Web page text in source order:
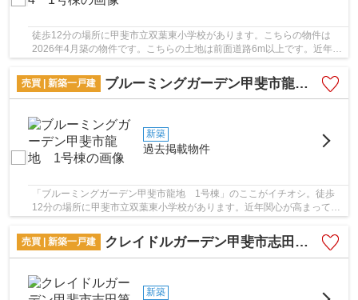
徒歩12分の場所に甲斐市立双葉東小学校があります。こちらの物件は
2026年4月築の物件です。こちらの土地は前面道路6m以上です。近年注
目度が高まっている省エネ対策済みの物件です。中...
売買 | 新築一戸建
ブルーミングガーデン甲斐市龍地 1号棟
新築
過去掲載物件
「ブルーミングガーデン甲斐市龍地 1号棟」のここがイチオシ。徒歩
12分の場所に甲斐市立双葉東小学校があります。近年関心が高まってい
るエコを意識した省エネ対策がなされています。...
売買 | 新築一戸建
クレイドルガーデン甲斐市志田第2 1号棟
新築